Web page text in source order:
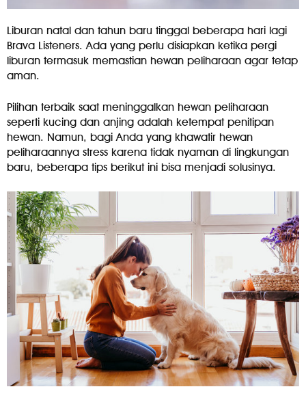
Liburan natal dan tahun baru tinggal beberapa hari lagi
Brava Listeners. Ada yang perlu disiapkan ketika pergi
liburan termasuk memastian hewan peliharaan agar tetap
aman.
Pilihan terbaik saat meninggalkan hewan peliharaan
seperti kucing dan anjing adalah ketempat penitipan
hewan. Namun, bagi Anda yang khawatir hewan
peliharaannya stress karena tidak nyaman di lingkungan
baru, beberapa tips berikut ini bisa menjadi solusinya.